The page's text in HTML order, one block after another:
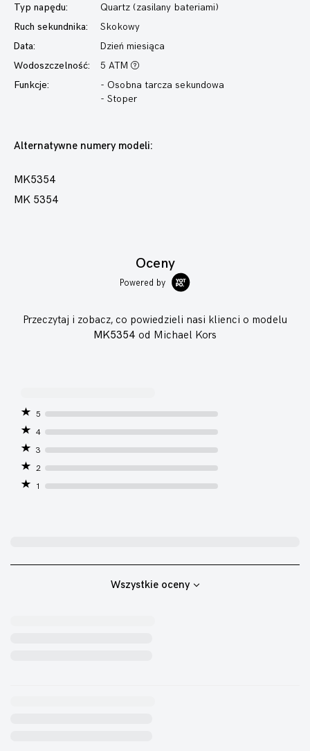
Typ napędu:
Quartz (zasilany bateriami)
Ruch sekundnika:
Skokowy
Data:
Dzień miesiąca
Wodoszczelność:
5 ATM
Funkcje:
- Osobna tarcza sekundowa
- Stoper
Alternatywne numery modeli:
MK5354
MK 5354
Oceny
Powered by
Przeczytaj i zobacz, co powiedzieli nasi klienci o modelu
MK5354 od Michael Kors
5
4
3
2
1
Wszystkie oceny